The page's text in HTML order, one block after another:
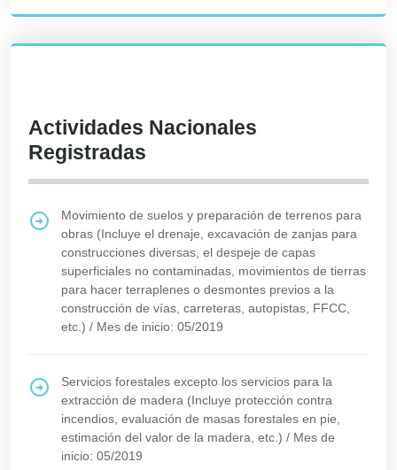
Actividades Nacionales
Registradas
Movimiento de suelos y preparación de terrenos para
obras (Incluye el drenaje, excavación de zanjas para
construcciones diversas, el despeje de capas
superficiales no contaminadas, movimientos de tierras
para hacer terraplenes o desmontes previos a la
construcción de vías, carreteras, autopistas, FFCC,
etc.) / Mes de inicio: 05/2019
Servicios forestales excepto los servicios para la
extracción de madera (Incluye protección contra
incendios, evaluación de masas forestales en pie,
estimación del valor de la madera, etc.) / Mes de
inicio: 05/2019